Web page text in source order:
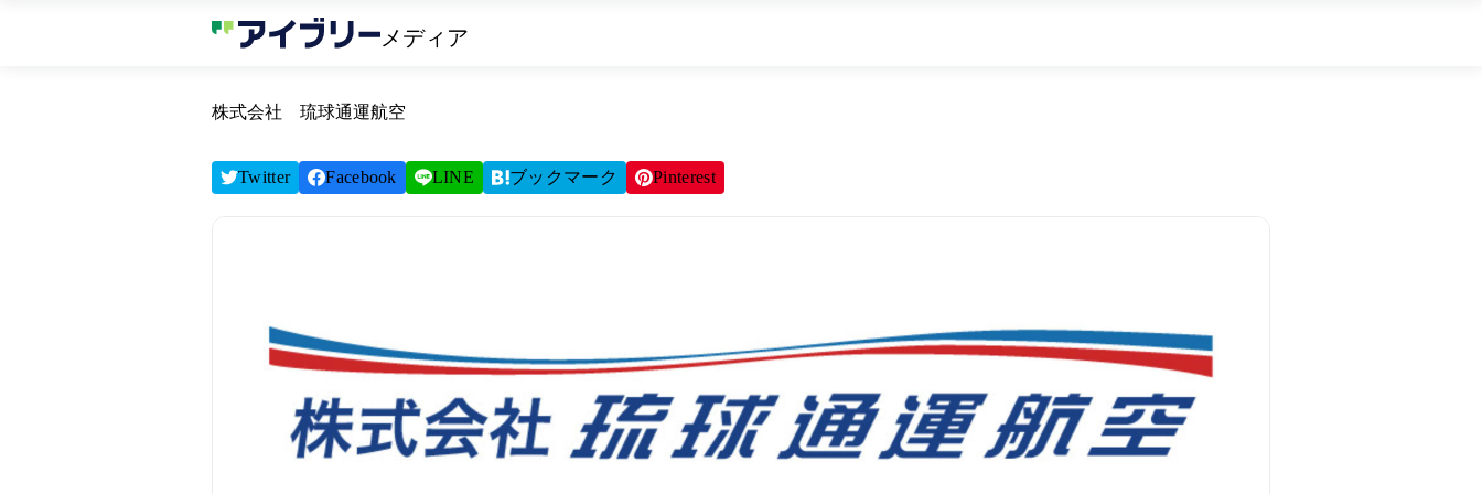
メディア
株式会社 琉球通運航空
Twitter Facebook LINE ブックマーク Pinterest